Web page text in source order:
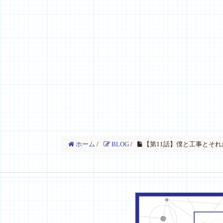
ホーム / BLOG / 【第11話】僕と工事とそ